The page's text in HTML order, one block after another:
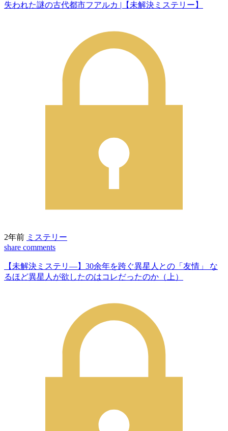
失われた謎の古代都市フアルカ |【未解決ミステリー】
2年前 ミステリー
share comments
【未解決ミステリ―】30余年を跨ぐ異星人との「友情」 な
るほど異星人が欲したのはコレだったのか（上）